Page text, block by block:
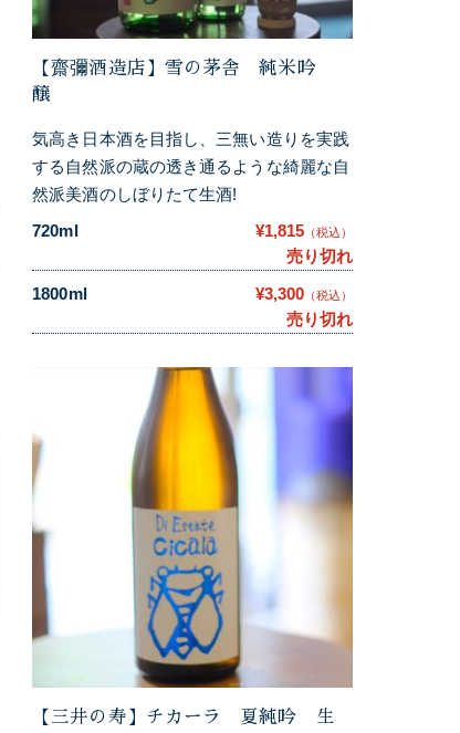
【齋彌酒造店】雪の茅舎 純米吟
醸
気高き日本酒を目指し、三無い造りを実践
する自然派の蔵の透き通るような綺麗な自
然派美酒のしぼりたて生酒!
720ml
¥1,815 （税込）
売り切れ
1800ml
¥3,300 （税込）
売り切れ
【三井の寿】チカーラ 夏純吟 生